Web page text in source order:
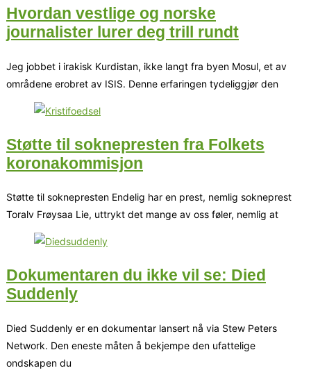
Hvordan vestlige og norske
journalister lurer deg trill rundt
Jeg jobbet i irakisk Kurdistan, ikke langt fra byen Mosul, et av
områdene erobret av ISIS. Denne erfaringen tydeliggjør den
Støtte til soknepresten fra Folkets
koronakommisjon
Støtte til soknepresten Endelig har en prest, nemlig sokneprest
Toralv Frøysaa Lie, uttrykt det mange av oss føler, nemlig at
Dokumentaren du ikke vil se: Died
Suddenly
Died Suddenly er en dokumentar lansert nå via Stew Peters
Network. Den eneste måten å bekjempe den ufattelige
ondskapen du